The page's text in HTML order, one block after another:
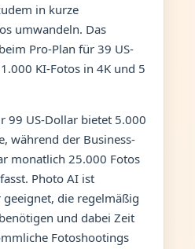
in kurze
umwandeln. Das
Pro-Plan für 39 US-
KI-Fotos in 4K und 5
99 US-Dollar bietet 5.000
während der Business-
monatlich 25.000 Fotos
Photo AI ist
die regelmäßig
und dabei Zeit
Fotoshootings